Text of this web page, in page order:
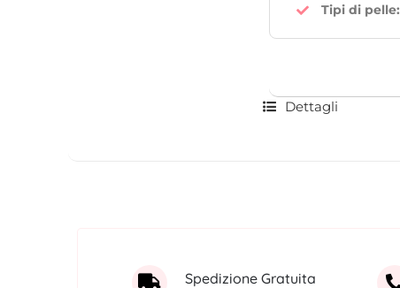
Tipi di pelle:
Dettagli
Spedizione Gratuita